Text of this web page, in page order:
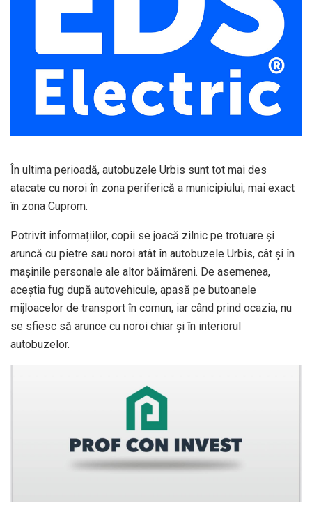
În ultima perioadă, autobuzele Urbis sunt tot mai des
atacate cu noroi în zona periferică a municipiului, mai exact
în zona Cuprom.
Potrivit informațiilor, copii se joacă zilnic pe trotuare și
aruncă cu pietre sau noroi atât în autobuzele Urbis, cât și în
mașinile personale ale altor băimăreni. De asemenea,
aceștia fug după autovehicule, apasă pe butoanele
mijloacelor de transport în comun, iar când prind ocazia, nu
se sfiesc să arunce cu noroi chiar și în interiorul
autobuzelor.